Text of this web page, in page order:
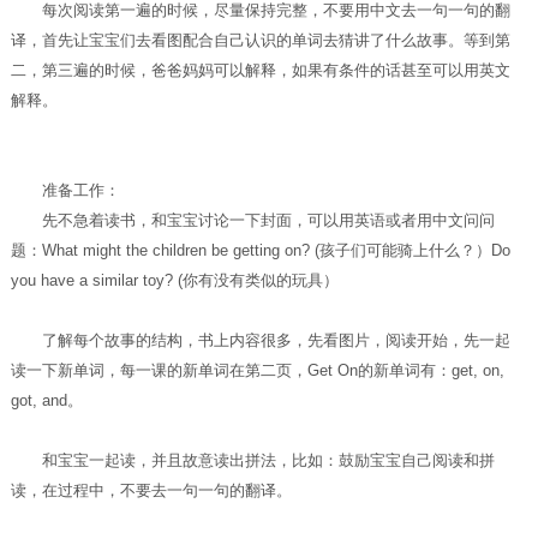
每次阅读第一遍的时候，尽量保持完整，不要用中文去一句一句的翻
译，首先让宝宝们去看图配合自己认识的单词去猜讲了什么故事。等到第
二，第三遍的时候，爸爸妈妈可以解释，如果有条件的话甚至可以用英文
解释。
准备工作：
先不急着读书，和宝宝讨论一下封面，可以用英语或者用中文问问
题：What might the children be getting on? (孩子们可能骑上什么？）Do
you have a similar toy? (你有没有类似的玩具）
了解每个故事的结构，书上内容很多，先看图片，阅读开始，先一起
读一下新单词，每一课的新单词在第二页，Get On的新单词有：get, on,
got, and。
和宝宝一起读，并且故意读出拼法，比如：鼓励宝宝自己阅读和拼
读，在过程中，不要去一句一句的翻译。